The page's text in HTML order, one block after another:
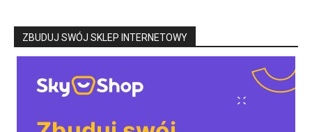
ZBUDUJ SWÓJ SKLEP INTERNETOWY